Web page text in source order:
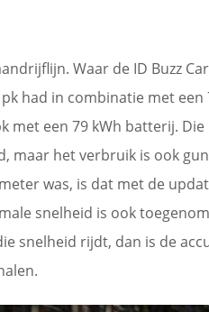
Waar de ID Buzz
had in combinatie met
met een 79 kWh batterij.
maar het verbruik is ook
was, is dat met de
snelheid is ook
snelheid rijdt, dan is de